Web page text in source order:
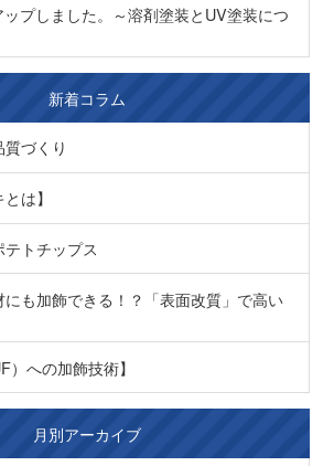
プしました。～溶剤塗装とUV塗装につ
新着コラム
づくり
は】
トチップス
も加飾できる！？「表面改質」で高い
）への加飾技術】
月別アーカイブ